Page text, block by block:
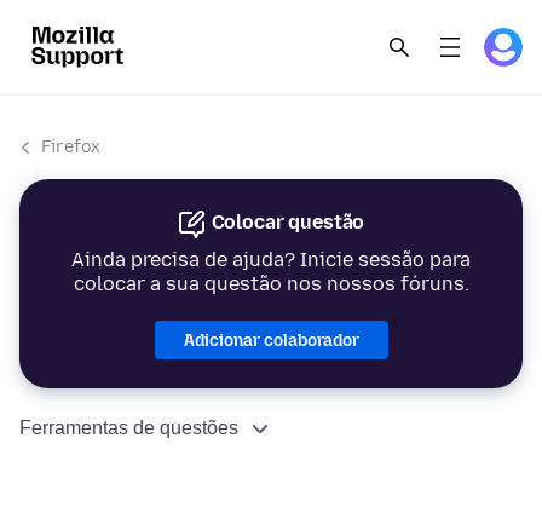
Firefox
Colocar questão
Ainda precisa de ajuda? Inicie sessão para
colocar a sua questão nos nossos fóruns.
Adicionar colaborador
Ferramentas de questões